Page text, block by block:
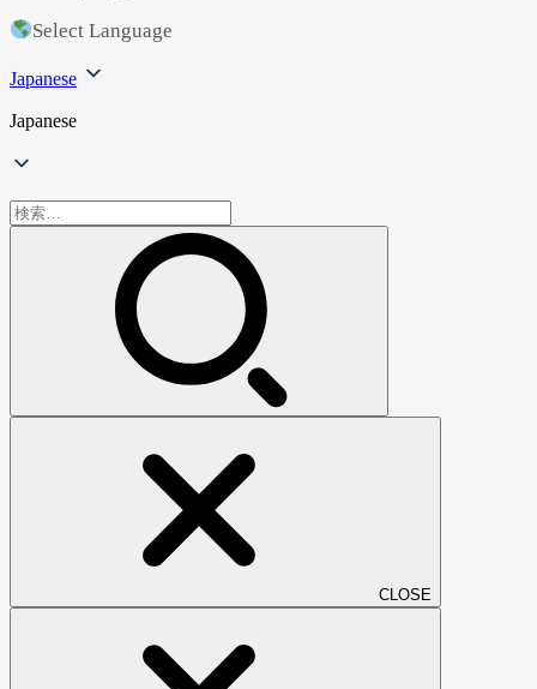
Select Language
Japanese
Japanese
検
索:
CLOSE